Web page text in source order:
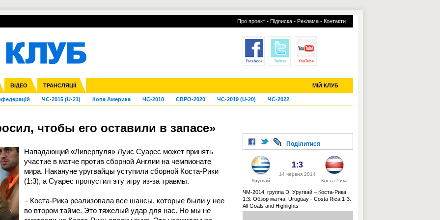
Про проект - Підписка - Реклама - Контакти
ВІДЕО ТРАНСЛЯЦІЇ МІЙ КЛУБ
ліга Кубок України Молодіжка
Ліга націй Ліга конференцій
Франція Інші
ЧЄ-2015 (U-21) Копа Америка ЧС-2018 ЄВРО-2020 ЧС-2019 (U-20) ЧС-2022
УПЛ-ПЕРЕХОДИ УСІ ТРАНСФЕРИ
чтобы его оставили в запасе»
Нападающий «Ливерпуля» Луис Суарес может принять
участие в матче против сборной Англии на чемпионате
мира. Накануне уругвайцы уступили сборной Коста-Рики
(1:3), а Суарес пропустил эту игру из-за травмы.
– Коста-Рика реализовала все шансы, которые были у нее
во втором тайме. Это тяжелый удар для нас. Но мы не
Поділитися
Уругвай
1:3
14 червня 2014
Коста-Рика
ЧМ-2014, группа D. Уругвай – Коста-Рика
1:3. Обзор матча. Uruguay - Costa Rica 1-3.
All Goals and Highlights